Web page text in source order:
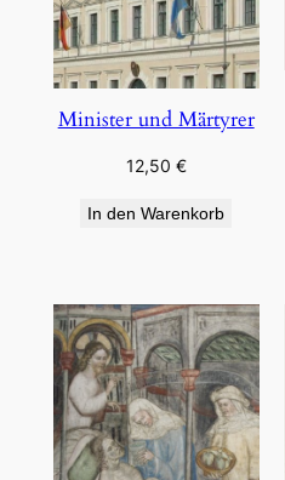
Minister und Märtyrer
12,50 €
In den Warenkorb